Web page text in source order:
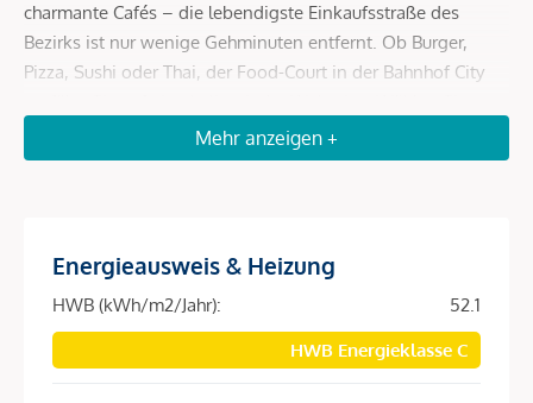
charmante Cafés – die lebendigste Einkaufsstraße des
Bezirks ist nur wenige Gehminuten entfernt. Ob Burger,
Pizza, Sushi oder Thai, der Food-Court in der Bahnhof City
einer Vielfalt an internationalen Restaurants und genießen
Sie die Freiheit, Gerichte unterschiedlichster Küchen an
von historisch-secessionistischen Fassaden. Eindrucksvoll
ist der Baumbestand des Alois-Drasche-Parks, besonders
die Gruppen von Platanen - eine richtige Oase der Ruhe.
Nach einem kurzen Fußweg erreichen Sie die barocke
Mehr anzeigen +
Energieausweis & Heizung
HWB (kWh/m2/Jahr):
52.1
HWB Energieklasse C